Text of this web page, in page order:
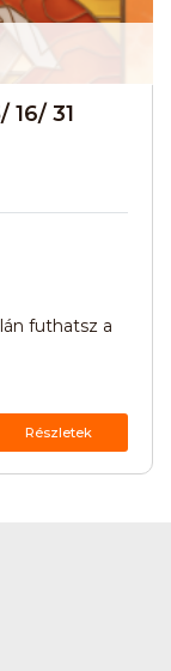
16/ 31
futhatsz a
Részletek